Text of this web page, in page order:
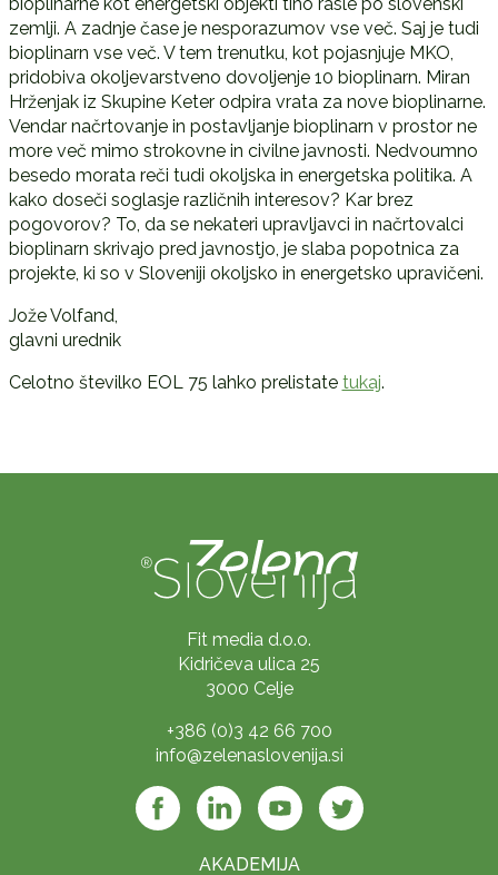
bioplinarne kot energetski objekti tiho rasle po slovenski
zemlji. A zadnje čase je nesporazumov vse več. Saj je tudi
bioplinarn vse več. V tem trenutku, kot pojasnjuje MKO,
pridobiva okoljevarstveno dovoljenje 10 bioplinarn. Miran
Hrženjak iz Skupine Keter odpira vrata za nove bioplinarne.
Vendar načrtovanje in postavljanje bioplinarn v prostor ne
more več mimo strokovne in civilne javnosti. Nedvoumno
besedo morata reči tudi okoljska in energetska politika. A
kako doseči soglasje različnih interesov? Kar brez
pogovorov? To, da se nekateri upravljavci in načrtovalci
bioplinarn skrivajo pred javnostjo, je slaba popotnica za
projekte, ki so v Sloveniji okoljsko in energetsko upravičeni.
Jože Volfand,
glavni urednik
Celotno številko EOL 75 lahko prelistate tukaj.
Fit media d.o.o.
Kidričeva ulica 25
3000 Celje
+386 (0)3 42 66 700
info@zelenaslovenija.si
AKADEMIJA